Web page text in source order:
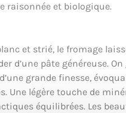
raisonnée et biologique.
et strié, le fromage
d’une pâte généreuse.
grande finesse,
Une légère touche de
équilibrées. Les